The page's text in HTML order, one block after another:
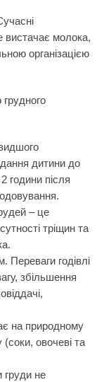
вистачає молока,
організацією
грудного
дитини до
години після
– це
тріщин та
Переваги годівлі
збільшення
на природному
овочеві та
груди не